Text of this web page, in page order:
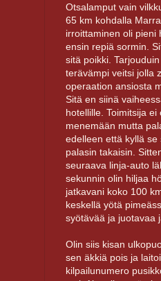
Otsalamput vain
65 km kohdalla
irroittaminen oli pieni
ensin repiä sormin.
sitä poikki.
terävämpi veitsi jolla
operaation ansiosta
Sitä en siinä
hotellille. Toimitsija
menemään mutta
edelleen että kyllä
palasin takaisin.
seuraava linja-auto
sekunnin olin hiljaa
jatkavani koko 100
keskellä yötä
syötävää ja juotavaa
Olin siis kisan
sen äkkiä pois ja
kilpailunumero